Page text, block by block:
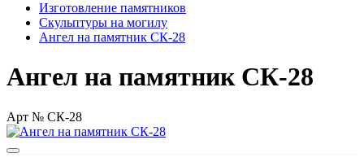
Изготовление памятников
Скульптуры на могилу
Ангел на памятник СК-28
Ангел на памятник СК-28
Арт № СК-28